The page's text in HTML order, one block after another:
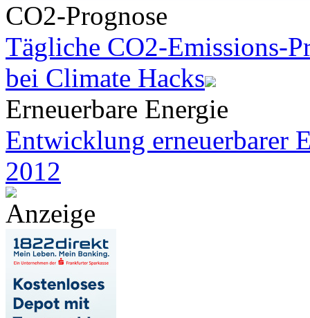
CO2-Prognose
Tägliche CO2-Emissions-
bei Climate Hacks
Erneuerbare Energie
Entwicklung erneuerbarer
2012
Anzeige